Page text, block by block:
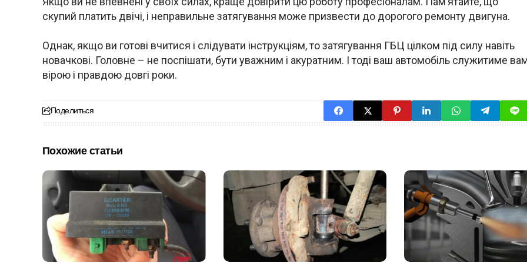
скупий платить двічі, і неправильне затягування може призвести до дорогого ремонту двигуна.
Однак, якщо ви готові вчитися і слідувати інструкціям, то затягування ГБЦ цілком під силу навіть
новачкові. Головне – не поспішати, бути уважним і акуратним. І тоді ваш автомобіль служитиме
вірою і правдою довгі роки.
Поделиться
Похожие статьи